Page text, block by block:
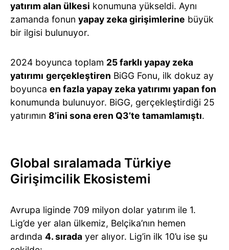
yatırım alan ülkesi konumuna yükseldi. Aynı
zamanda fonun yapay zeka girişimlerine büyük
bir ilgisi bulunuyor.
2024 boyunca toplam 25 farklı yapay zeka
yatırımı gerçekleştiren BiGG Fonu, ilk dokuz ay
boyunca en fazla yapay zeka yatırımı yapan fon
konumunda bulunuyor. BiGG, gerçekleştirdiği 25
yatırımın 8’ini sona eren Q3’te tamamlamıştı.
Global sıralamada Türkiye
Girişimcilik Ekosistemi
Avrupa liginde 709 milyon dolar yatırım ile 1.
Lig’de yer alan ülkemiz, Belçika’nın hemen
ardında 4. sırada yer alıyor. Lig’in ilk 10’u ise şu